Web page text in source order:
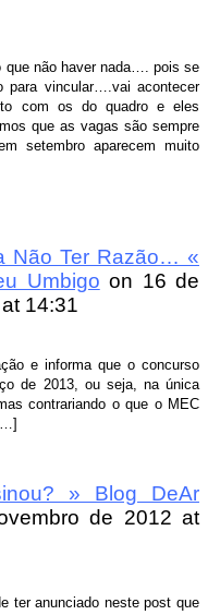
que não haver nada…. pois se
para vincular….vai acontecer
com os do quadro e eles
que as vagas são sempre
setembro aparecem muito
Não Ter Razão… «
Umbigo on 16 de
at 14:31
e informa que o concurso
de 2013, ou seja, na única
contrariando o que o MEC
» Blog DeAr
de 2012at
ter anunciado neste post que